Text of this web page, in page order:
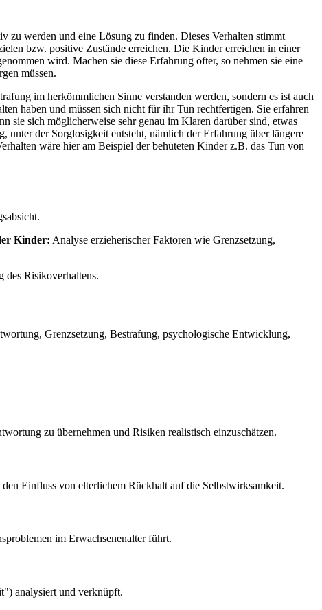
zu werden und eine Lösung zu finden. Dieses Verhalten stimmt
bzw. positive Zustände erreichen. Die Kinder erreichen in einer
wird. Machen sie diese Erfahrung öfter, so nehmen sie eine
müssen.
im herkömmlichen Sinne verstanden werden, sondern es ist auch
haben und müssen sich nicht für ihr Tun rechtfertigen. Sie erfahren
sie sich möglicherweise sehr genau im Klaren darüber sind, etwas
unter der Sorglosigkeit entsteht, nämlich der Erfahrung über längere
wäre hier am Beispiel der behüteten Kinder z.B. das Tun von
Kinder: Analyse erzieherischer Faktoren wie Grenzsetzung,
des Risikoverhaltens.
Grenzsetzung, Bestrafung, psychologische Entwicklung,
zu übernehmen und Risiken realistisch einzuschätzen.
Einfluss von elterlichem Rückhalt auf die Selbstwirksamkeit.
im Erwachsenenalter führt.
analysiert und verknüpft.